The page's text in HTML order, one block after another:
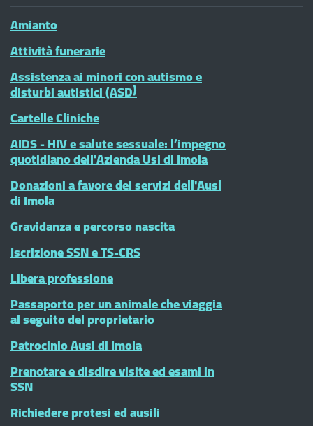
Amianto
Attività funerarie
Assistenza ai minori con autismo e
disturbi autistici (ASD)
Cartelle Cliniche
AIDS - HIV e salute sessuale: l’impegno
quotidiano dell'Azienda Usl di Imola
Donazioni a favore dei servizi dell'Ausl
di Imola
Gravidanza e percorso nascita
Iscrizione SSN e TS-CRS
Libera professione
Passaporto per un animale che viaggia
al seguito del proprietario
Patrocinio Ausl di Imola
Prenotare e disdire visite ed esami in
SSN
Richiedere protesi ed ausili